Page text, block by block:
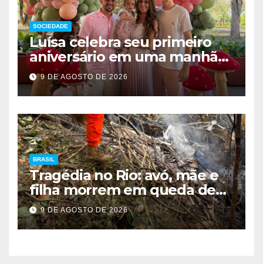
SOCIEDADE
Luísa celebra seu primeiro
aniversário em uma manhã
de encanto, elegância e
muito afeto
9 DE AGOSTO DE 2026
BRASIL
Tragédia no Rio: avó, mãe e
filha morrem em queda de
helicóptero
9 DE AGOSTO DE 2026